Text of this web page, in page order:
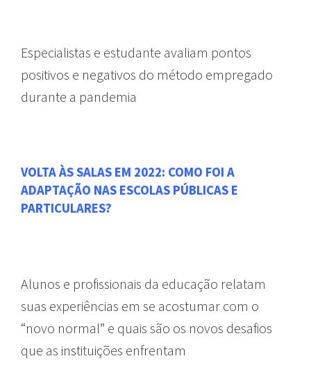
Especialistas e estudante avaliam pontos
positivos e negativos do método empregado
durante a pandemia
VOLTA ÀS SALAS EM 2022: COMO FOI A
ADAPTAÇÃO NAS ESCOLAS PÚBLICAS E
PARTICULARES?
Alunos e profissionais da educação relatam
suas experiências em se acostumar com o
“novo normal” e quais são os novos desafios
que as instituições enfrentam